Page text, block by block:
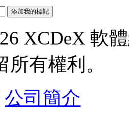
XCDeX 軟
有權利。
公司簡介